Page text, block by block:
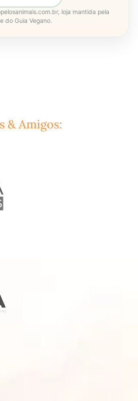
loja mantida pela
do Guia Vegano.
& Amigos: